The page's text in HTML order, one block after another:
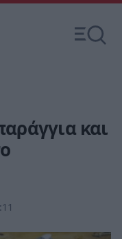
και